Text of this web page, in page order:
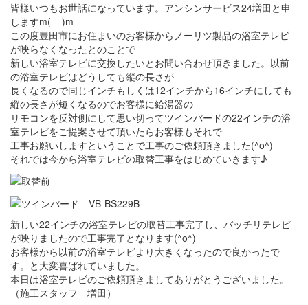
皆様いつもお世話になっています。アンシンサービス24増田と申
しますm(__)m
この度豊田市にお住まいのお客様からノーリツ製品の浴室テレビ
が映らなくなったとのことで
新しい浴室テレビに交換したいとお問い合わせ頂きました。以前
の浴室テレビはどうしても縦の長さが
長くなるので同じインチもしくは12インチから16インチにしても
縦の長さが短くなるのでお客様に給湯器の
リモコンを反対側にして思い切ってツインバードの22インチの浴
室テレビをご提案させて頂いたらお客様もそれで
工事お願いしますということで工事のご依頼頂きました(^o^)
それでは今から浴室テレビの取替工事をはじめていきます♪
新しい22インチの浴室テレビの取替工事完了し、バッチリテレビ
が映りましたので工事完了となります(^o^)
お客様から以前の浴室テレビより大きくなったので良かったで
す。と大変喜ばれていました。
本日は浴室テレビのご依頼頂きましてありがとうございました。
（施工スタッフ 増田）